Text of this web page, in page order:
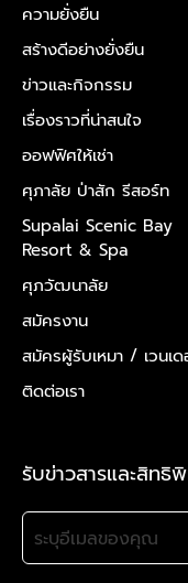
ความยั่งยืน
สร้างดีอย่างยั่งยืน
ข่าวและกิจกรรม
เรื่องราวที่น่าสนใจ
ออฟฟิศให้เช่า
ศุภาลัย ป่าสัก รีสอร์ท
Supalai Scenic Bay
Resort & Spa
ศุภวัฒนาลัย
สมัครงาน
สมัครผู้รับเหมา / เวนเ
ติดต่อเรา
รับข่าวสารและสิทธิ